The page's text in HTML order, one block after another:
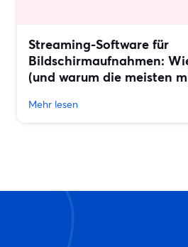
Streaming-Software für
Bildschirmaufnahmen:
(und warum die meisten
Mehr lesen